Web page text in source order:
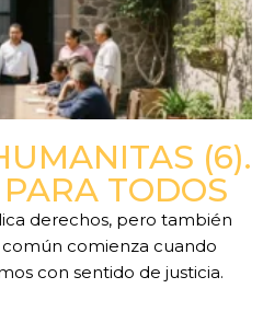
(6).
TODOS
derechos, pero también
comienza cuando
con sentido de justicia.